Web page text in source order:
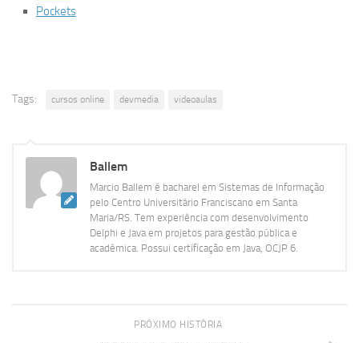
Pockets
Tags: cursos online devmedia videoaulas
Ballem
Marcio Ballem é bacharel em Sistemas de Informação
pelo Centro Universitário Franciscano em Santa
Maria/RS. Tem experiência com desenvolvimento
Delphi e Java em projetos para gestão pública e
acadêmica. Possui certificação em Java, OCJP 6.
PRÓXIMO HISTÓRIA